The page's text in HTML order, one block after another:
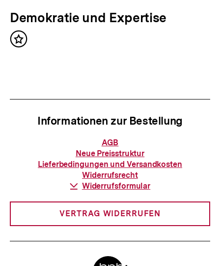
e
r
i
N
ä
c
l
:
Demokratie und Expertise
Inhalt
Informationen zur Bestellung
Informationen
zur
Bestellung
AGB
Neue Preisstruktur
Lieferbedingungen und Versandkosten
Widerrufsrecht
Download-
Widerrufsformular
VERTRAG WIDERRUFEN